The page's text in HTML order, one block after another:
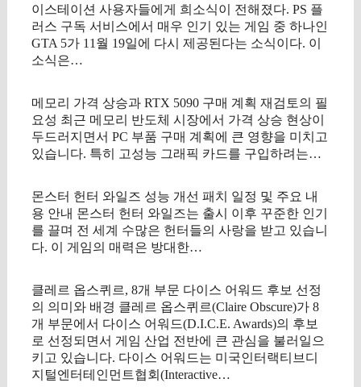
이스테이션 사용자들에게 희소식이 전해졌다. PS 플
러스 구독 서비스에서 매우 인기 있는 게임 중 하나인
GTA 5가 11월 19일에 다시 제공된다는 소식이다. 이
소식은…
메모리 가격 상승과 RTX 5090 구매 계획 재검토의 필
요성 최근 메모리 반도체 시장에서 가격 상승 현상이
두드러지면서 PC 부품 구매 계획에 큰 영향을 미치고
있습니다. 특히 고성능 그래픽 카드를 구입하려는…
몬스터 헌터 와일즈 성능 개선 패치 일정 및 주요 내
용 안내 몬스터 헌터 와일즈는 출시 이후 꾸준한 인기
를 끌며 전 세계 수많은 헌터들의 사랑을 받고 있습니
다. 이 게임의 매력은 방대한…
클레르 옵스퀴르, 8개 부문 다이스 어워드 후보 선정
의 의미와 배경 클레르 옵스퀴르(Claire Obscure)가 8
개 부문에서 다이스 어워드(D.I.C.E. Awards)의 후보
로 선정되면서 게임 산업 전반에 큰 관심을 불러일으
키고 있습니다. 다이스 어워드는 미국인터랙티브디
지털엔터테인먼트협회(Interactive…